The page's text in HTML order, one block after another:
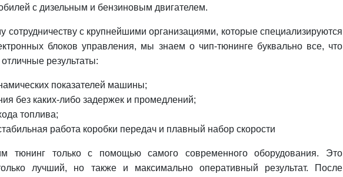
с дизельным и бензиновым двигателем.
сотрудничеству с крупнейшими организациями, которые специализируются
блоков управления, мы знаем о чип-тюнинге буквально все, что
результаты:
показателей машины;
без каких-либо задержек и промедлений;
топлива;
работа коробки передач и плавный набор скорости
только с помощью самого современного оборудования. Это
лучший, но также и максимально оперативный результат. После